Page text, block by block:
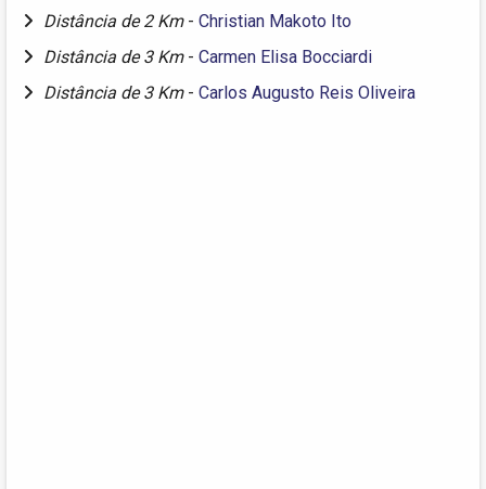
Distância de 2 Km - Christian Makoto Ito
Distância de 3 Km - Carmen Elisa Bocciardi
Distância de 3 Km - Carlos Augusto Reis Oliveira